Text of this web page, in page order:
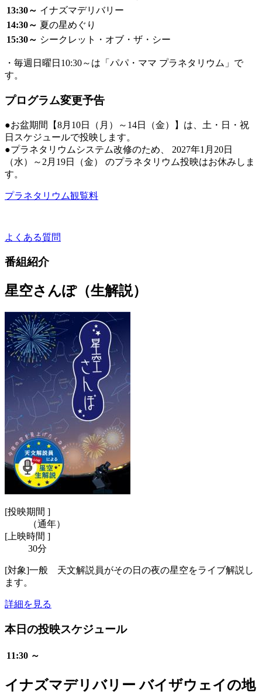
13:30～ イナズマデリバリー
14:30～ 夏の星めぐり
15:30～ シークレット・オブ・ザ・シー
・毎週日曜日10:30～は「パパ・ママ プラネタリウム」で
す。
プログラム変更予告
●お盆期間【8月10日（月）～14日（金）】は、土・日・祝
日スケジュールで投映します。
●プラネタリウムシステム改修のため、 2027年1月20日
（水）～2月19日（金） のプラネタリウム投映はお休みしま
す。
プラネタリウム観覧料
よくある質問
番組紹介
星空さんぽ（生解説）
[投映期間 ]
（通年）
[ 上映時間 ]
30分
[対象]一般 天文解説員がその日の夜の星空をライブ解説し
ます。
詳細を見る
本日の投映スケジュール
11:30 ～
イナズマデリバリー バイザウェイの地